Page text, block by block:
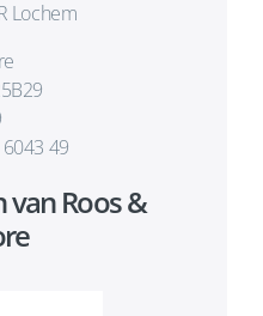
Lochem
49
Roos &